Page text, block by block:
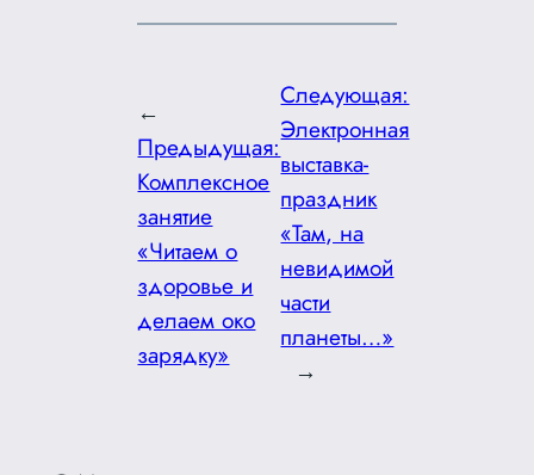
←
Предыдущая:
Комплексное
занятие
«Читаем о
здоровье и
делаем око
зарядку»
Следующая:
Электронная
выставка-
праздник
«Там, на
невидимой
части
планеты…»
→